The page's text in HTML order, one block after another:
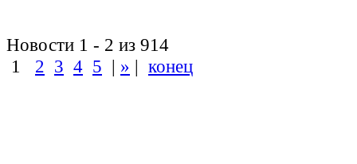
Новости 1 - 2 из 914
1
2 3 4 5 | » | конец